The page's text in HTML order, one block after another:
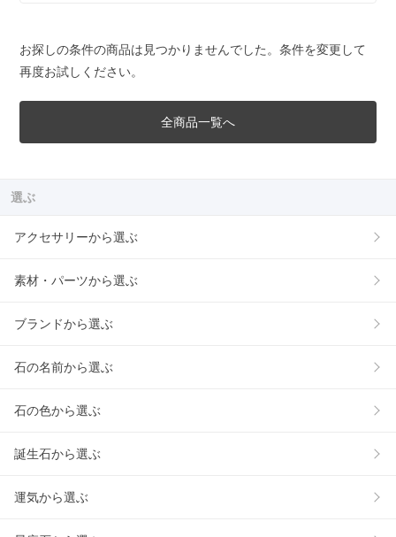
お探しの条件の商品は見つかりませんでした。条件を変更して
再度お試しください。
全商品一覧へ
選ぶ
アクセサリーから選ぶ
素材・パーツから選ぶ
ブランドから選ぶ
石の名前から選ぶ
石の色から選ぶ
誕生石から選ぶ
運気から選ぶ